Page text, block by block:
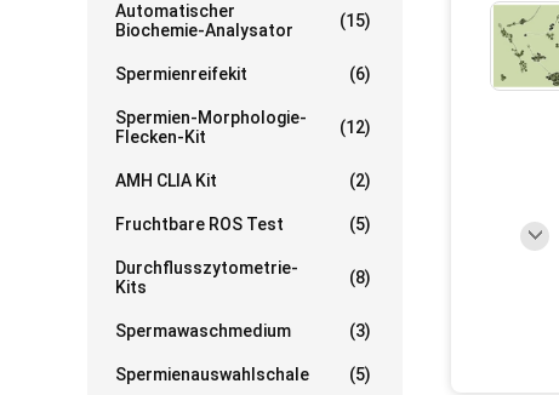
Automatischer
Biochemie-Analysator
(15)
Spermienreifekit (6)
Spermien-Morphologie-
Flecken-Kit
(12)
AMH CLIA Kit (2)
Fruchtbare ROS Test (5)
Durchflusszytometrie-
Kits
(8)
Spermawaschmedium (3)
Spermienauswahlschale (5)